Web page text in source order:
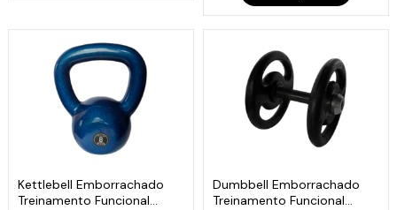
Kettlebell Emborrachado
Treinamento Funcional
Dumbbell Emborrachado
Treinamento Funcional